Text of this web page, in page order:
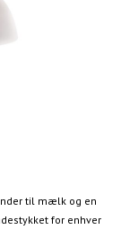
til mælk og en
for enhver